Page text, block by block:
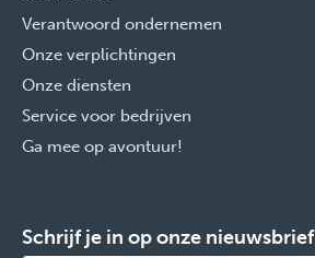
Verantwoord ondernemen
Onze verplichtingen
Onze diensten
Service voor bedrijven
Ga mee op avontuur!
Schrijf je in op onze nieuwsbrief